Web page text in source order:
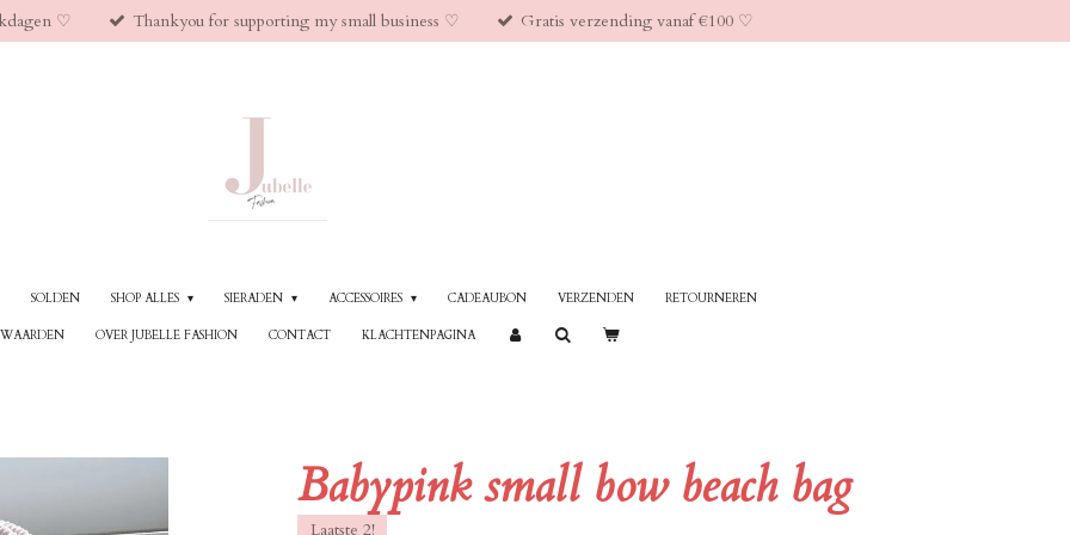
♡︎ Thankyou for supporting my small business ♡︎ Gratis verzending vanaf €100 ♡︎
SOLDEN SHOP ALLES SIERADEN ACCESSOIRES CADEAUBON VERZENDEN RETOURNEREN
OVER JUBELLE FASHION CONTACT KLACHTENPAGINA
Babypink small bow beach bag
Laatste 2!